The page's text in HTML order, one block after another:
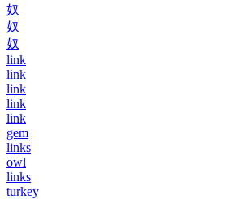
奴
奴
奴
link
link
link
link
link
gem
links
owl
links
turkey